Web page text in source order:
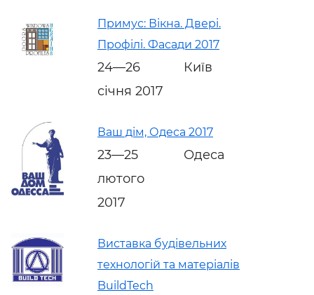
Примус: Вікна. Двері.
Профілі. Фасади 2017
24—26
січня 2017
Київ
Ваш дім, Одеса 2017
23—25
лютого
2017
Одеса
Виставка будівельних
технологій та матеріалів
BuildTech